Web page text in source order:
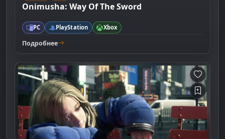
Onimusha: Way Of The Sword
PC PlayStation Xbox
Подробнее